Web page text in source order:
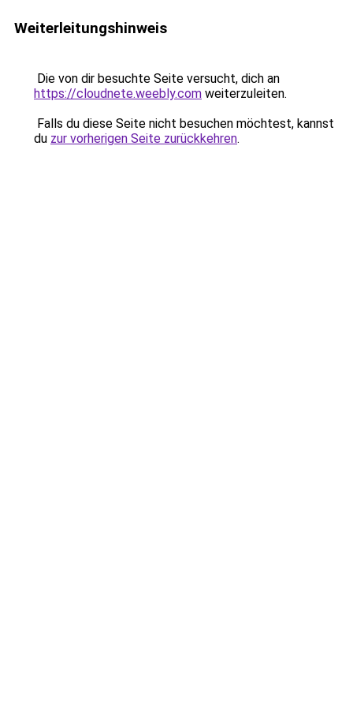
Weiterleitungshinweis
Die von dir besuchte Seite versucht, dich an
https://cloudnete.weebly.com weiterzuleiten.
Falls du diese Seite nicht besuchen möchtest, kannst
du zur vorherigen Seite zurückkehren.